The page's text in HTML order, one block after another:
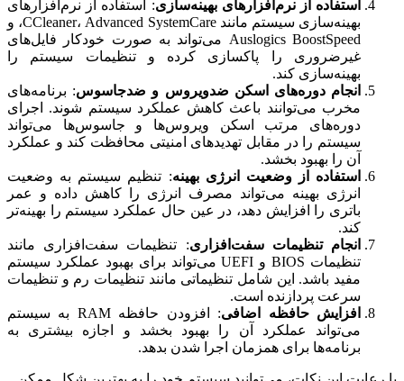
استفاده از نرم‌افزارهای بهینه‌سازی: استفاده از نرم‌افزارهای
بهینه‌سازی سیستم مانند CCleaner، Advanced SystemCare، و
Auslogics BoostSpeed می‌تواند به صورت خودکار فایل‌های
غیرضروری را پاکسازی کرده و تنظیمات سیستم را
بهینه‌سازی کند.
انجام دوره‌های اسکن ضدویروس و ضدجاسوس: برنامه‌های
مخرب می‌توانند باعث کاهش عملکرد سیستم شوند. اجرای
دوره‌های مرتب اسکن ویروس‌ها و جاسوس‌ها می‌تواند
سیستم را در مقابل تهدیدهای امنیتی محافظت کند و عملکرد
آن را بهبود بخشد.
استفاده از وضعیت انرژی بهینه: تنظیم سیستم به وضعیت
انرژی بهینه می‌تواند مصرف انرژی را کاهش داده و عمر
باتری را افزایش دهد، در عین حال عملکرد سیستم را بهینه‌تر
کند.
انجام تنظیمات سفت‌افزاری: تنظیمات سفت‌افزاری مانند
تنظیمات BIOS و UEFI می‌تواند برای بهبود عملکرد سیستم
مفید باشد. این شامل تنظیماتی مانند تنظیمات رم و تنظیمات
سرعت پردازنده است.
افزایش حافظه اضافی
: افزودن حافظه RAM به سیستم
می‌تواند عملکرد آن را بهبود بخشد و اجازه بیشتری به
برنامه‌ها برای همزمان اجرا شدن بدهد.